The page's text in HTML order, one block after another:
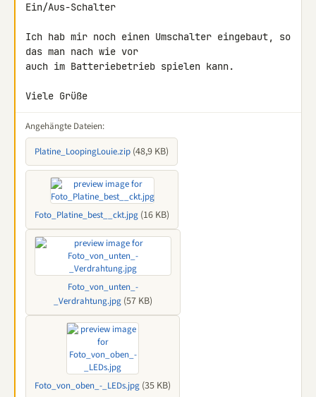
Ein/Aus-Schalter
Ich hab mir noch einen Umschalter eingebaut, so
das man nach wie vor
auch im Batteriebetrieb spielen kann.
Viele Grüße
Angehängte Dateien:
Platine_LoopingLouie.zip (48,9 KB)
Foto_Platine_best__ckt.jpg (16 KB)
Foto_von_unten_-
_Verdrahtung.jpg (57 KB)
Foto_von_oben_-_LEDs.jpg (35 KB)